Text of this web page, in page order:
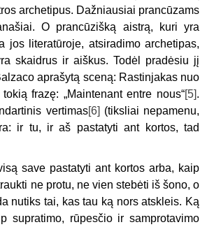
archetipus. Dažniausiai prancūzams
O prancūzišką aistrą, kuri yra
jos literatūroje, atsiradimo archetipas,
skaidrus ir aiškus. Todėl pradėsiu jį
aprašytą sceną: Rastinjakas nuo
frazę: „Maintenant entre nous“[5].
vertimas[6] (tiksliai nepamenu,
ir tu, ir aš pastatyti ant kortos, tad
save pastatyti ant kortos arba, kaip
ne protu, ne vien stebėti iš šono, o
nutiks tai, kas tau ką nors atskleis. Ką
supratimo, rūpesčio ir samprotavimo